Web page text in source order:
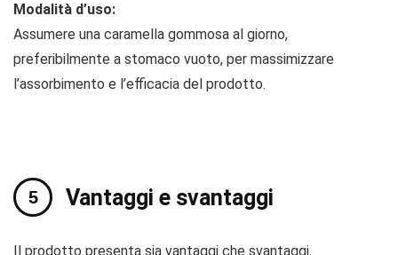
Modalità d’uso:
Assumere una caramella gommosa al giorno,
preferibilmente a stomaco vuoto, per massimizzare
l’assorbimento e l’efficacia del prodotto.
Vantaggi e svantaggi
Il prodotto presenta sia vantaggi che svantaggi.